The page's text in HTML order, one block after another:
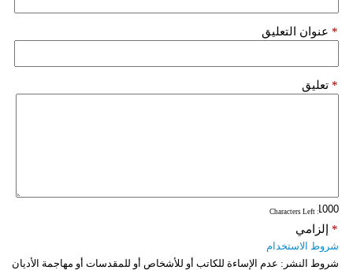
عنوان التعليق *
تعليق *
: Characters Left
إلزامي *
شروط الاستخدام
شروط النشر: عدم الإساءة للكاتب أو للأشخاص أو للمقدسات أو مهاجمة الأديان